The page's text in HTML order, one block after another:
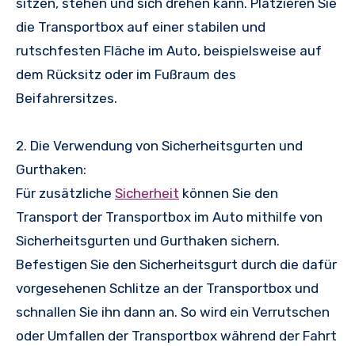
sitzen, stehen und sich drehen kann. Platzieren Sie
die Transportbox auf einer stabilen und
rutschfesten Fläche im Auto, beispielsweise auf
dem Rücksitz oder im Fußraum des
Beifahrersitzes.
2. Die Verwendung von Sicherheitsgurten und
Gurthaken:
Für zusätzliche Sicherheit können Sie den
Transport der Transportbox im Auto mithilfe von
Sicherheitsgurten und Gurthaken sichern.
Befestigen Sie den Sicherheitsgurt durch die dafür
vorgesehenen Schlitze an der Transportbox und
schnallen Sie ihn dann an. So wird ein Verrutschen
oder Umfallen der Transportbox während der Fahrt